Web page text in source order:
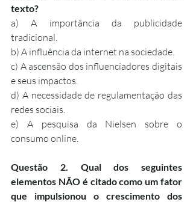
texto?
a) A importância da publicidade
tradicional.
b) A influência da internet na sociedade.
c) A ascensão dos influenciadores digitais
e seus impactos.
d) A necessidade de regulamentação das
redes sociais.
e) A pesquisa da Nielsen sobre o
consumo online.
Questão 2. Qual dos seguintes
elementos NÃO é citado como um fator
que impulsionou o crescimento dos